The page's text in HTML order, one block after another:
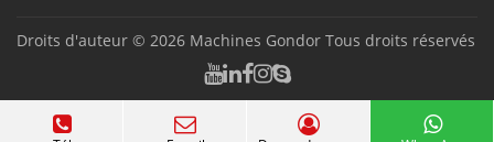
Droits d'auteur © 2026 Machines Gondor Tous droits réservés